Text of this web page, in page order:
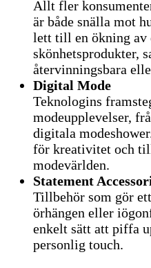
Allt fler
är både snälla mot
lett till en ökning av
skönhetsprodukter,
återvinningsbara
Digital Mode
Teknologins
modeupplevelser,
digitala
för kreativitet och
modevärlden.
Statement
Tillbehör som gör
örhängen eller
enkelt sätt att piffa
personlig touch.